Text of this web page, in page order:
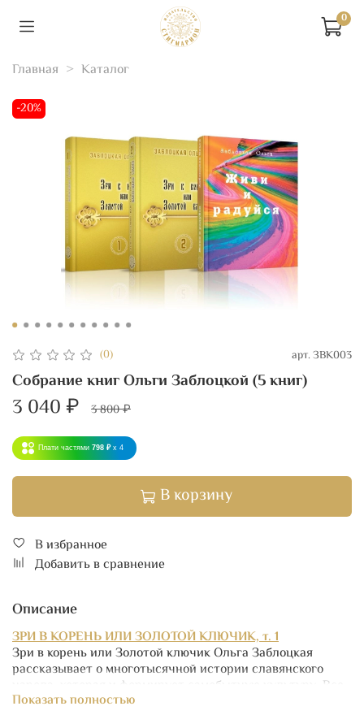
0
Главная Каталог
-20%
(0) арт.ЗВК003
Собрание книг Ольги Заблоцкой (5 книг)
3 040 ₽ 3 800 ₽
Плати частями 798 ₽ x 4
В корзину
В избранное
Добавить в сравнение
Описание
ЗРИ В КОРЕНЬ ИЛИ ЗОЛОТОЙ КЛЮЧИК, т. 1
Зри в корень или Золотой ключик Ольга Заблоцкая
рассказывает о многотысячной истории славянского
народа, которая и формирует самобытную культуру. Все
традиции положены еще в давнее времени, но до сих пор
Показать полностью